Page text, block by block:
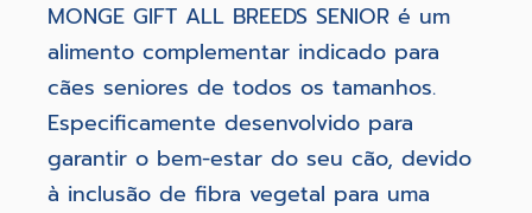
MONGE GIFT ALL BREEDS SENIOR é um
alimento complementar indicado para
cães seniores de todos os tamanhos.
Especificamente desenvolvido para
garantir o bem-estar do seu cão, devido
à inclusão de fibra vegetal para uma